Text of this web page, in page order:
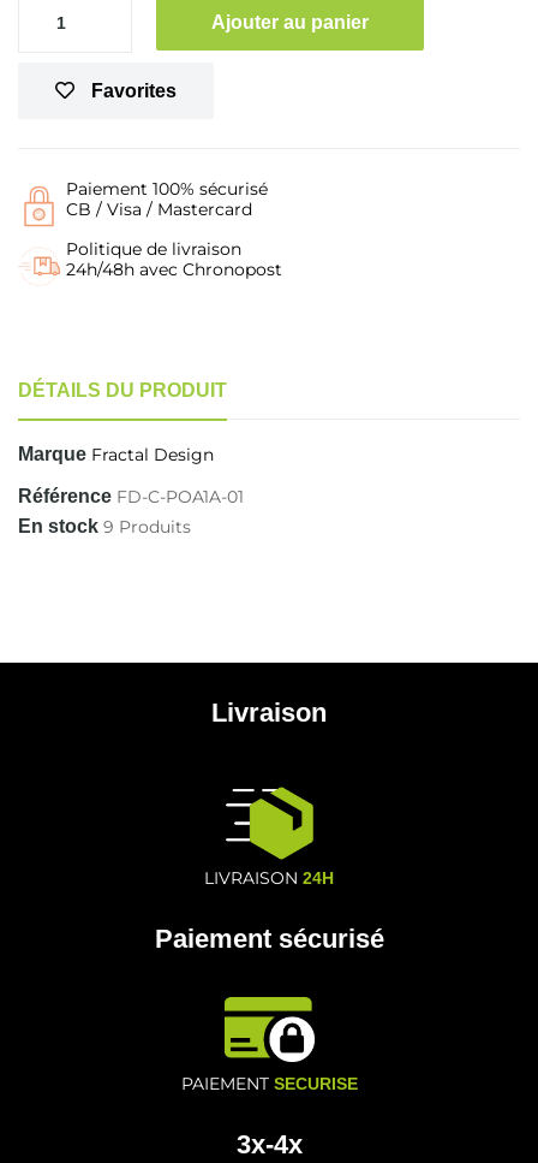
Ajouter au panier
Favorites
Paiement 100% sécurisé
CB / Visa / Mastercard
Politique de livraison
24h/48h avec Chronopost
DÉTAILS DU PRODUIT
Marque Fractal Design
Référence FD-C-POA1A-01
En stock 9 Produits
Livraison
LIVRAISON 24H
Paiement sécurisé
PAIEMENT SECURISE
3x-4x